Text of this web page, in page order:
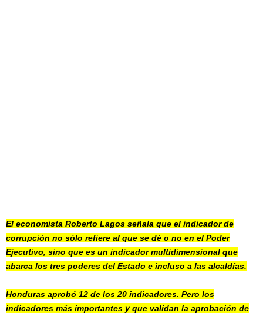
El economista Roberto Lagos señala que el indicador de
corrupción no sólo refiere al que se dé o no en el Poder
Ejecutivo, sino que es un indicador multidimensional que
abarca los tres poderes del Estado e incluso a las alcaldías.
Honduras aprobó 12 de los 20 indicadores. Pero los
indicadores más importantes y que validan la aprobación de